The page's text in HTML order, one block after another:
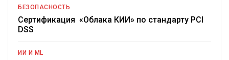
БЕЗОПАСНОСТЬ
Сертификация «Облака КИИ» по стандарту PCI
DSS
ИИ И ML